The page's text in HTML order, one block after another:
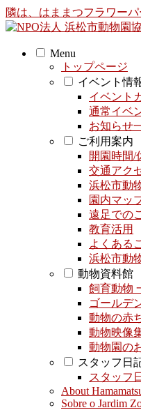
隣は、はままつフラワーパ
Menu
トップページ
イベント情
イベント
通常イベ
お知らせ
ご利用案内
開園時間/
交通アク
浜松市動
園内マッ
遠足での
教育活用
よくある
浜松市動
動物資料館
飼育動物
ゴールデ
動物の赤
動物映像
動物園の
スタッフ日
スタッフ
About
Sobre o Jardim